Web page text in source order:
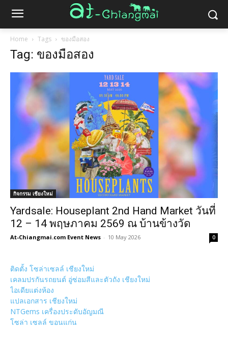
Home Tags ของมือสอง
Tag: ของมือสอง
กิจกรรม เชียงใหม่
Yardsale: Houseplant 2nd Hand Market วันที่
12 – 14 พฤษภาคม 2569 ณ บ้านข้างวัด
At-Chiangmai.com Event News - 10 May 2026 0
ติดตั้ง โซล่าเซลล์ เชียงใหม่
เคลมปรกันรถยนต์ อู่ซ่อมสีและตัวถัง เชียงใหม่
ไอเดียแต่งห้อง
แปลเอกสาร เชียงใหม่
NTGems เครื่องประดับอัญมณี
โซล่า เซลล์ ขอนแก่น